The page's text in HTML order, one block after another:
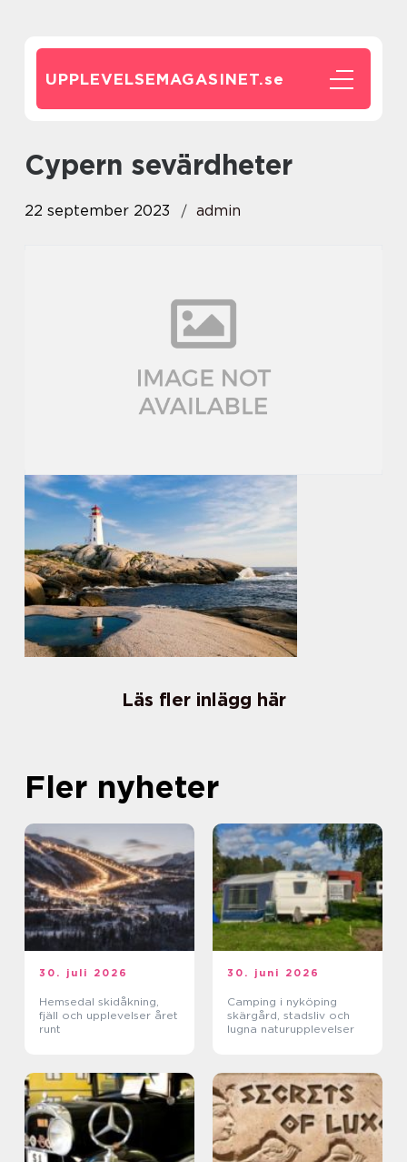
UPPLEVELSEMAGASINET.se
cypern sevärdheter
22 september 2023 admin
Läs fler inlägg här
Fler nyheter
30. juli 2026
Hemsedal skidåkning,
fjäll och upplevelser året
runt
30. juni 2026
Camping i nyköping
skärgård, stadsliv och
lugna naturupplevelser